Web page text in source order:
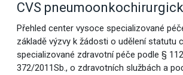
CVS
Přehled center vysoce specializované
základě výzvy k žádosti o udělení statutu
specializované zdravotní péče podle §
372/2011Sb., o zdravotních službách a